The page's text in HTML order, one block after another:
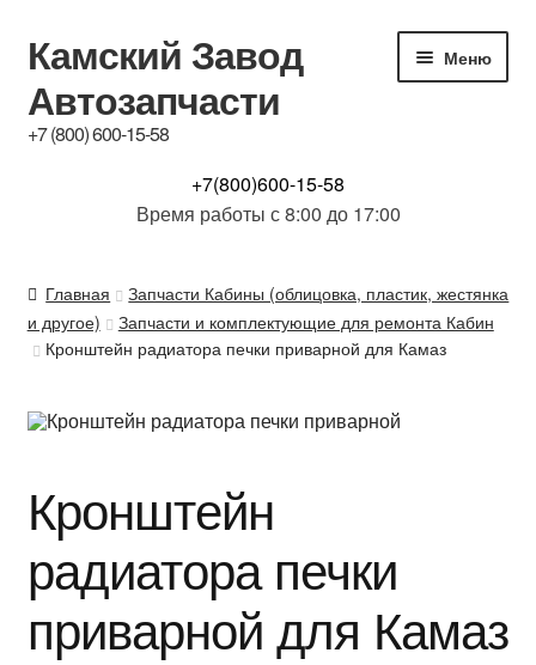
Перейти
к
навигации
Перейти
к
содержимому
Камский Завод
Автозапчасти
+7 (800) 600-15-58
Меню
Контакты
Обсуждение
Доставка и Гарантия
Отзывы
БЛОГ
+7(800)600-15-58
Время работы с 8:00 до 17:00
Главная
Запчасти Кабины (облицовка, пластик, жестянка
и другое)
Запчасти и комплектующие для ремонта Кабин
Кронштейн радиатора печки приварной для Камаз
Кронштейн
радиатора печки
приварной для Камаз